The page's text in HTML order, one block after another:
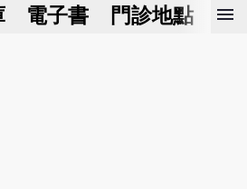
電子書 門診地點 預
menu